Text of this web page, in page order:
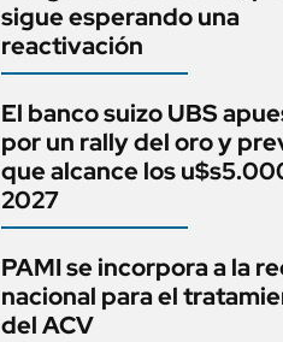
sigue esperando una
reactivación
El banco suizo UBS
por un rally del oro y
que alcance los
2027
PAMI se incorpora a la
nacional para el
del ACV